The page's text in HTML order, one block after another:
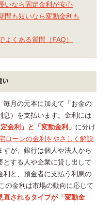
いなら固定金利が安心
間も短いなら変動金利も
よくある質問（FAQ）
毎月の元本に加えて「お金の
息）を支払います。金利には
定金利」と「変動金利」 に分け
ローンの金利をやさしく解説
すが、銀行は個人や法人から
する人や企業に貸し出して
利と、預金者に支払う利息の
の金利は市場の動向に応じて
直されるタイプが「変動金